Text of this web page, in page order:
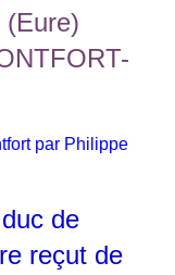
par Philippe
de
reçut de